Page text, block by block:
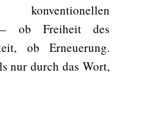
konventionellen
– ob Freiheit des
ob Erneuerung.
nur durch das Wort,